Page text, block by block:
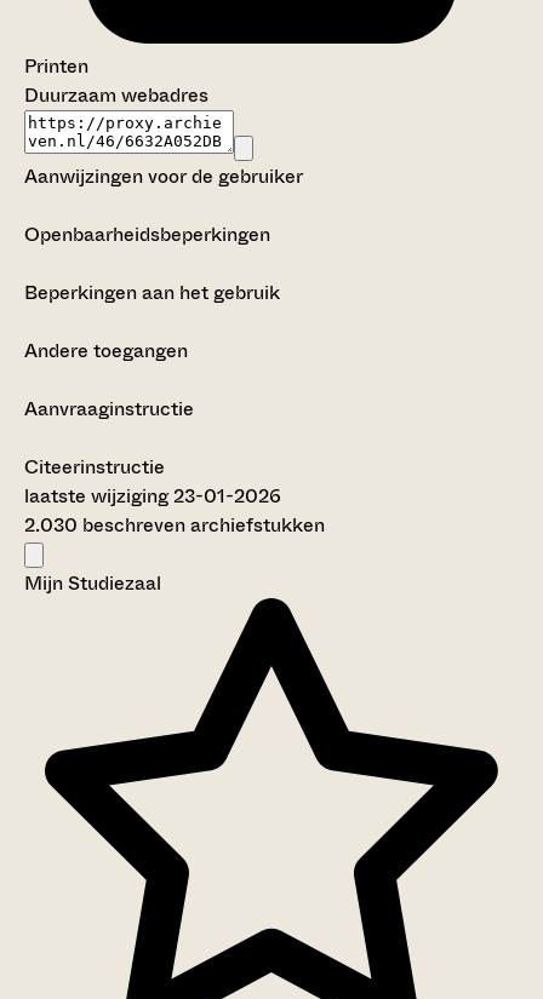
Printen
Duurzaam webadres
Aanwijzingen voor de gebruiker
Openbaarheidsbeperkingen
Beperkingen aan het gebruik
Andere toegangen
Aanvraaginstructie
Citeerinstructie
laatste wijziging 23-01-2026
2.030 beschreven archiefstukken
Mijn Studiezaal